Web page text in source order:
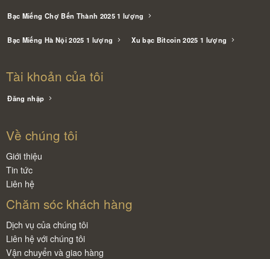
Bạc Miếng Chợ Bến Thành 2025 1 lượng
Bạc Miếng Hà Nội 2025 1 lượng Xu bạc Bitcoin 2025 1 lượng
Tài khoản của tôi
Đăng nhập
Về chúng tôi
Giới thiệu
Tin tức
Liên hệ
Chăm sóc khách hàng
Dịch vụ của chúng tôi
Liên hệ với chúng tôi
Vận chuyển và giao hàng